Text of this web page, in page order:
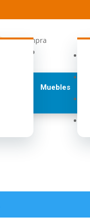
Tu compra
Carrito
Muebles